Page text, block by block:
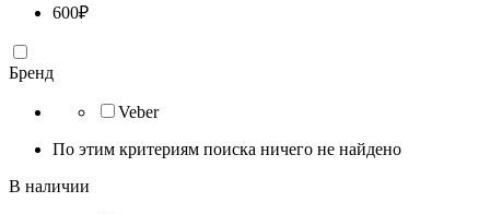
600₽
Бренд
Veber
По этим критериям поиска ничего не найдено
В наличии